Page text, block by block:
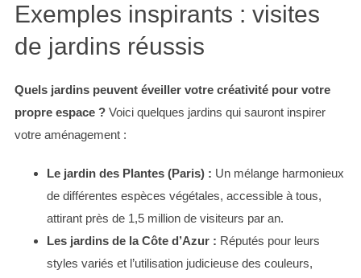
Exemples inspirants : visites
de jardins réussis
Quels jardins peuvent éveiller votre créativité pour votre
propre espace ?Voici quelques jardins qui sauront inspirer
votre aménagement :
Le jardin des Plantes (Paris) : Un mélange harmonieux
de différentes espèces végétales, accessible à tous,
attirant près de 1,5 million de visiteurs par an.
Les jardins de la Côte d’Azur : Réputés pour leurs
styles variés et l’utilisation judicieuse des couleurs,